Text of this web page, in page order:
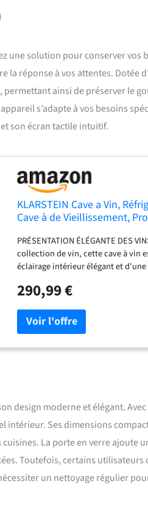
une solution pour conserver
la réponse à vos attentes. Dotée
ainsi de préserver le
s’adapte à vos besoins
son écran tactile intuitif.
KLARSTEIN Cave a Vin,
Cave à de Vieillissement,
PRÉSENTATION ÉLÉGANTE DES
collection de vin, cette cave à vin
éclairage intérieur élégant et d'une
température est contrôlée et ca
zone unique vous permet de
le stockage des vins rouges,
réunissent.
290,99 €
design moderne et élégant.
intérieur. Ses dimensions
La porte en verre ajoute
Toutefois, certains
un nettoyage régulier